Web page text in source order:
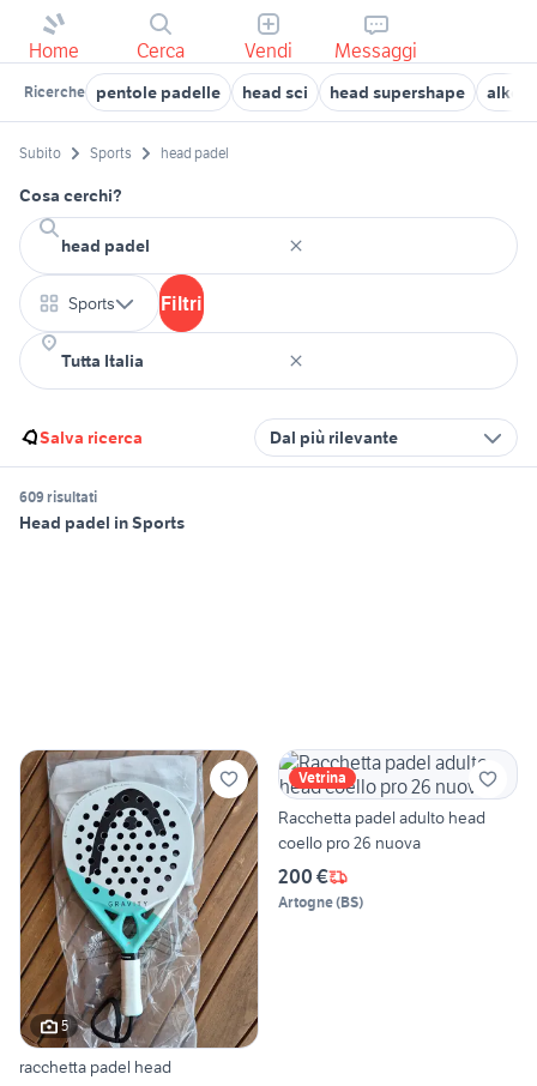
Home Cerca Vendi Messaggi
Ricerche pentole padelle head sci head supershape
Subito Sports head padel
Cosa cerchi?
Sports Filtri
Salva ricerca Dal più rilevante
609 risultati
Head padel in Sports
5
racchetta padel head
Vetrina
Racchetta padel adulto head
coello pro 26 nuova
200 €
Artogne(BS)